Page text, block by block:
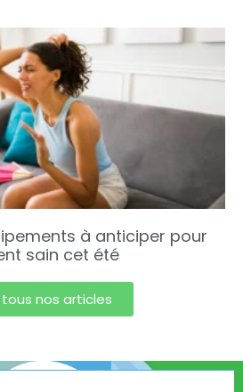
à anticiper pour
sain cet été
nos articles